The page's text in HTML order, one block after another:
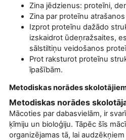
Zina jēdzienus: proteīni,
Zina par proteīnu
Izprot proteīnu dažādo
izskaidrot ūdeņražsaites,
sālstiltiņu veidošanos
Prot raksturot proteīnu
īpašībām.
Metodiskas norādes
Metodiskas norādes
Mācoties par dabasvielām, ir
ķīmiju un bioloģiju. Tāpēc šīs
organizējamas tā, lai